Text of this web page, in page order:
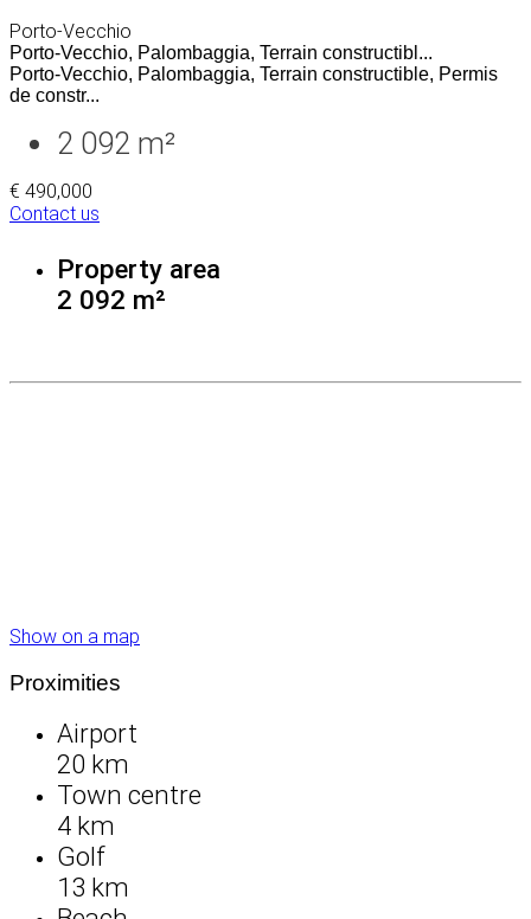
Porto-Vecchio
Porto-Vecchio, Palombaggia, Terrain constructibl...
Porto-Vecchio, Palombaggia, Terrain constructible, Permis
de constr...
2 092 m²
€ 490,000
Contact us
Property area
2 092 m²
Show on a map
Proximities
Airport
20 km
Town centre
4 km
Golf
13 km